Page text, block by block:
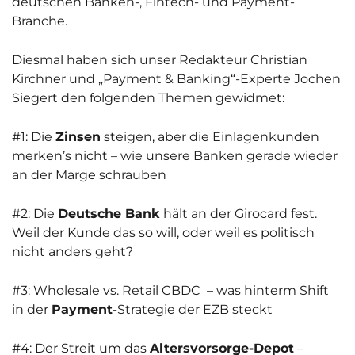
Branche.
Diesmal haben sich unser Redakteur Christian
Kirchner und „Payment & Banking“-Experte Jochen
Siegert den folgenden Themen gewidmet:
#1: Die Zinsen steigen, aber die Einlagenkunden
merken’s nicht – wie unsere Banken gerade wieder
an der Marge schrauben
#2: Die Deutsche Bank hält an der Girocard fest.
Weil der Kunde das so will, oder weil es politisch
nicht anders geht?
#3: Wholesale vs. Retail CBDC – was hinterm Shift
in der Payment-Strategie der EZB steckt
#4: Der Streit um das Altersvorsorge-Depot –